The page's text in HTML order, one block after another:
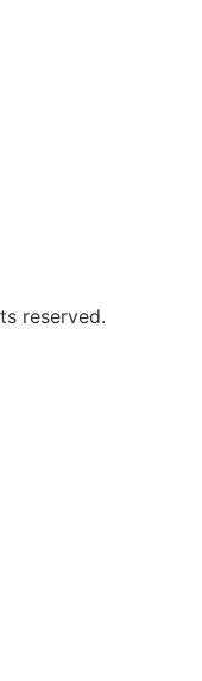
reserved.